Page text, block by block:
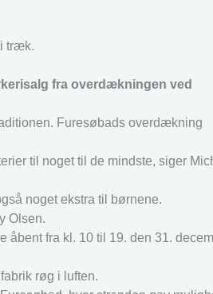
træk.
fra overdækningen ved
Furesøbads overdækning
til noget til de mindste, siger
noget ekstra til børnene.
Olsen.
åbent fra kl. 10 til 19. den 31.
røg i luften.